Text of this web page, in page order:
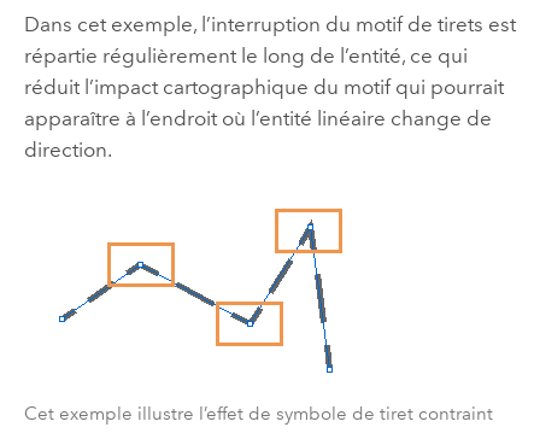
Dans cet exemple, l’interruption du motif de tirets est
répartie régulièrement le long de l’entité, ce qui
réduit l’impact cartographique du motif qui pourrait
apparaître à l’endroit où l’entité linéaire change de
direction.
Cet exemple illustre l’effet de symbole de tiret contraint